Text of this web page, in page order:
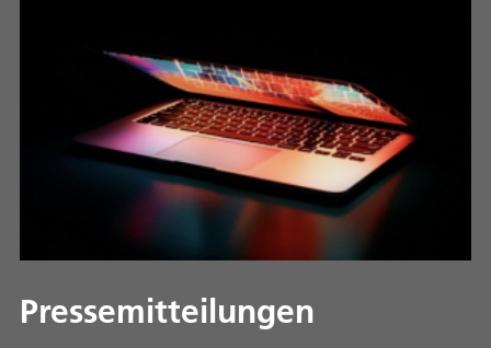
Pressemitteilungen